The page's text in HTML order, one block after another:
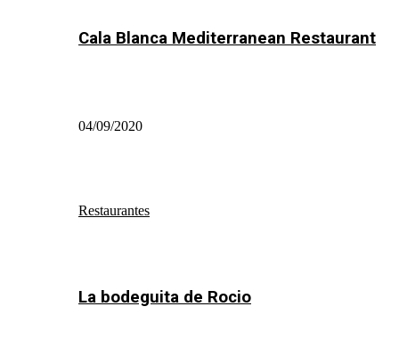
Cala Blanca Mediterranean Restaurant
04/09/2020
Restaurantes
La bodeguita de Rocio